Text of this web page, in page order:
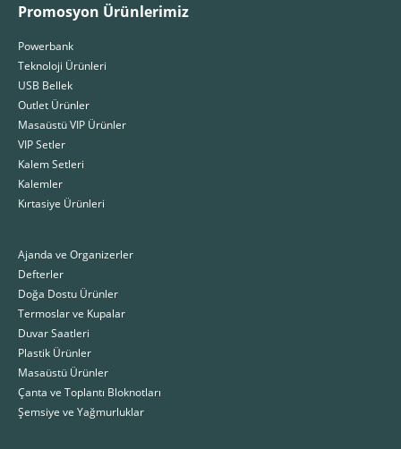
Promosyon Ürünlerimiz
Powerbank
Teknoloji Ürünleri
USB Bellek
Outlet Ürünler
Masaüstü VIP Ürünler
VIP Setler
Kalem Setleri
Kalemler
Kırtasiye Ürünleri
Ajanda ve Organizerler
Defterler
Doğa Dostu Ürünler
Termoslar ve Kupalar
Duvar Saatleri
Plastik Ürünler
Masaüstü Ürünler
Çanta ve Toplantı Bloknotları
Şemsiye ve Yağmurluklar